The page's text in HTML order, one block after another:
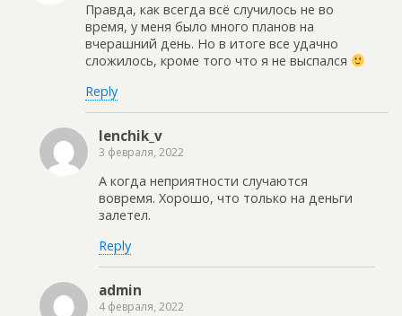
Правда, как всегда всё случилось не во
время, у меня было много планов на
вчерашний день. Но в итоге все удачно
сложилось, кроме того что я не выспался
Reply
lenchik_v
3 февраля, 2022
А когда неприятности случаются
вовремя. Хорошо, что только на деньги
залетел.
Reply
admin
4 февраля, 2022